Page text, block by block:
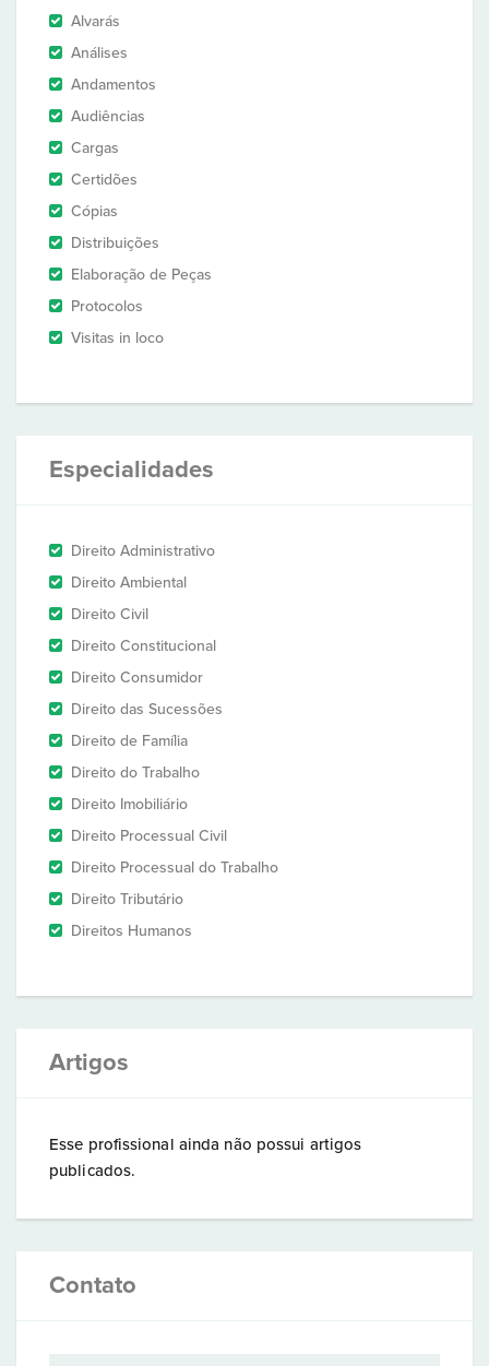
Alvarás
Análises
Andamentos
Audiências
Cargas
Certidões
Cópias
Distribuições
Elaboração de Peças
Protocolos
Visitas in loco
Especialidades
Direito Administrativo
Direito Ambiental
Direito Civil
Direito Constitucional
Direito Consumidor
Direito das Sucessões
Direito de Família
Direito do Trabalho
Direito Imobiliário
Direito Processual Civil
Direito Processual do Trabalho
Direito Tributário
Direitos Humanos
Artigos
Esse profissional ainda não possui artigos
publicados.
Contato